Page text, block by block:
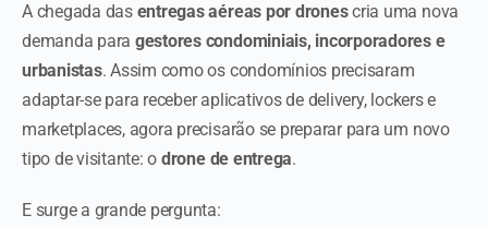
A chegada das entregas aéreas por dronescria uma nova
demanda para gestores condominiais, incorporadores e
urbanistas. Assim como os condomínios precisaram
adaptar-se para receber aplicativos de delivery, lockers e
marketplaces, agora precisarão se preparar para um novo
tipo de visitante: o drone de entrega.
E surge a grande pergunta: